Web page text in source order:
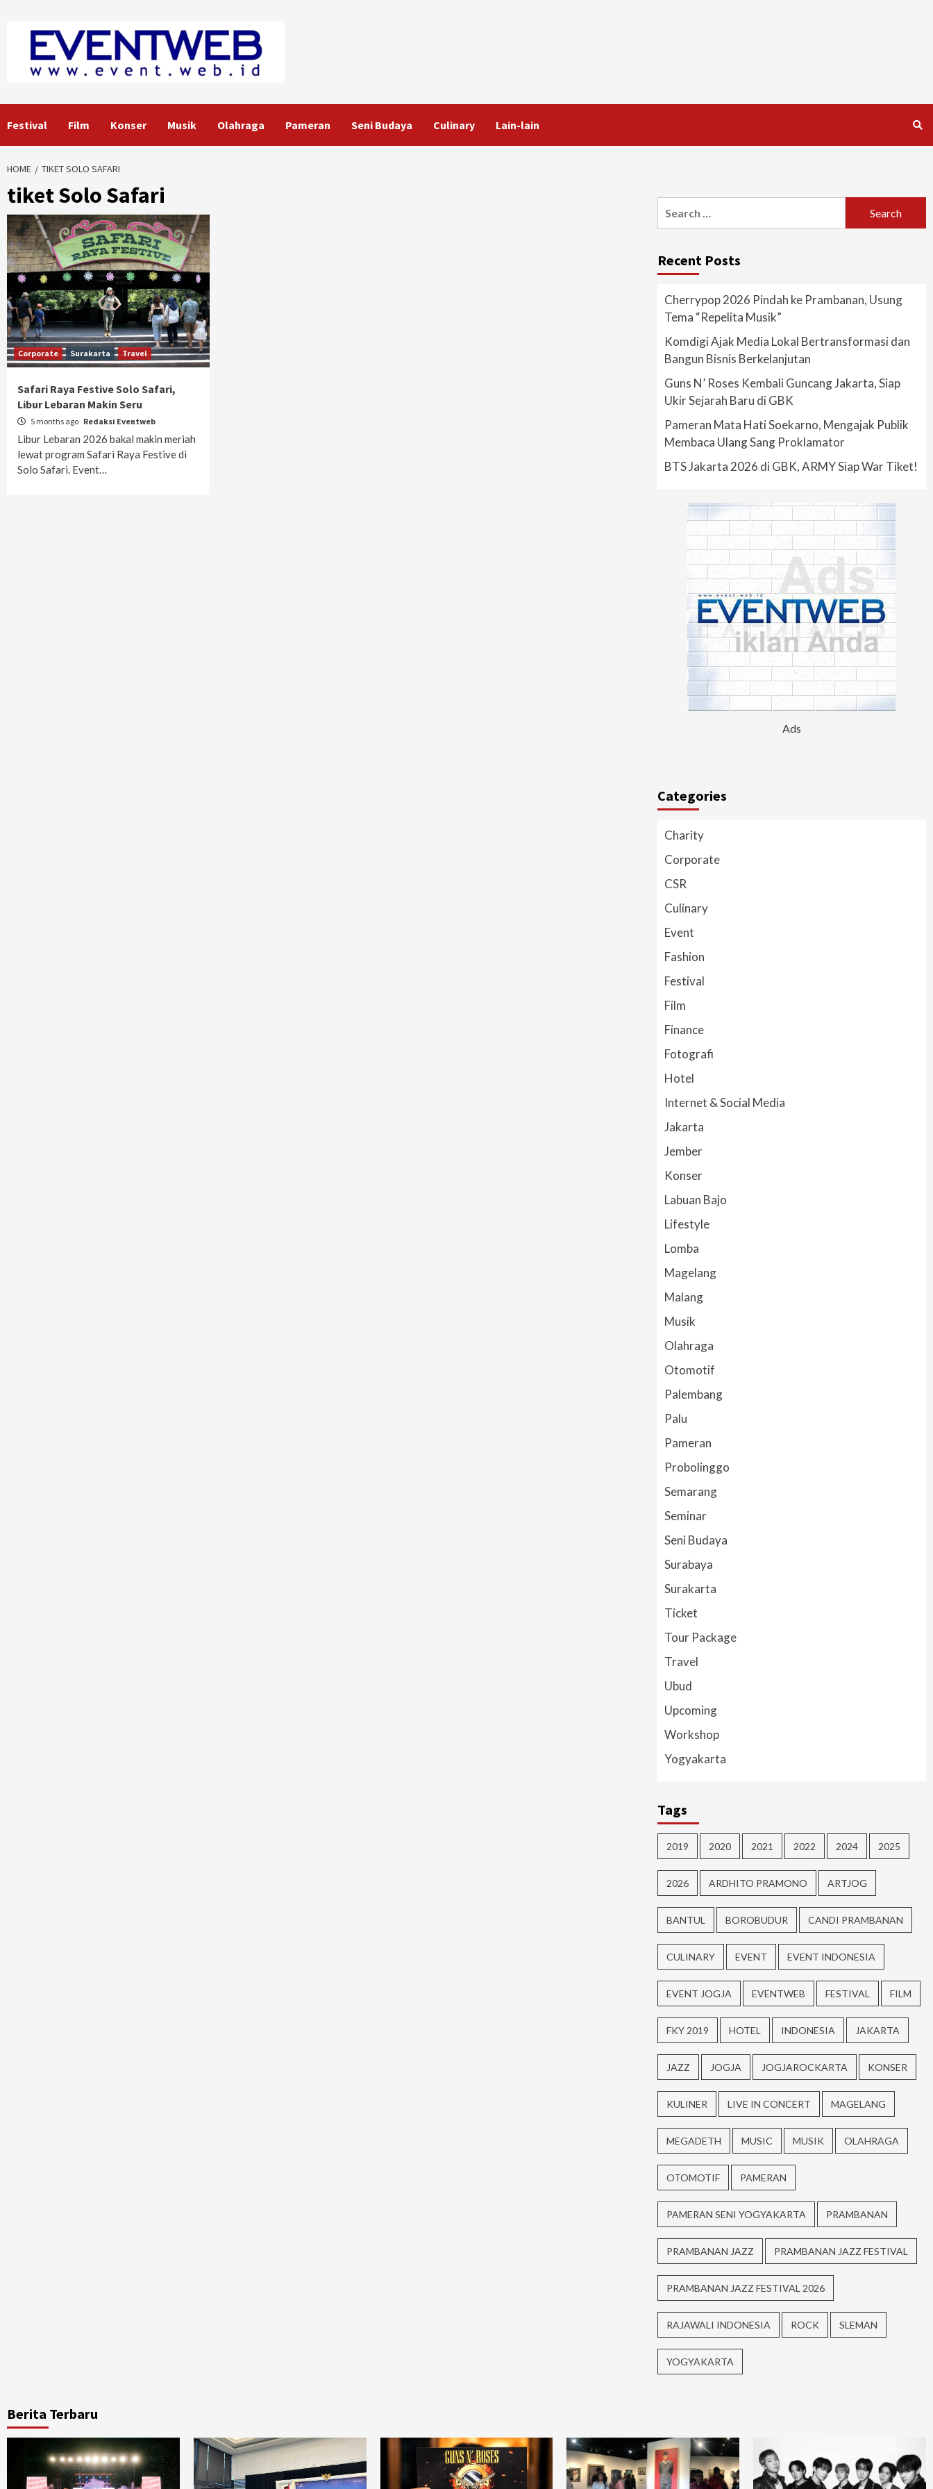
content
Festival Film Konser Musik Olahraga Pameran Seni Budaya Culinary Lain-lain
HOME TIKET SOLO SAFARI
tiket Solo Safari
Corporate Surakarta Travel
Safari Raya Festive Solo Safari,
Libur Lebaran Makin Seru
5 months ago Redaksi Eventweb
Libur Lebaran 2026 bakal makin meriah
lewat program Safari Raya Festive di
Solo Safari. Event…
for:
Recent Posts
Cherrypop 2026 Pindah ke Prambanan, Usung
Tema “Repelita Musik”
Komdigi Ajak Media Lokal Bertransformasi dan
Bangun Bisnis Berkelanjutan
Guns N’ Roses Kembali Guncang Jakarta, Siap
Ukir Sejarah Baru di GBK
Pameran Mata Hati Soekarno, Mengajak Publik
Membaca Ulang Sang Proklamator
BTS Jakarta 2026 di GBK, ARMY Siap War Tiket!
Ads
Categories
Charity
Corporate
CSR
Culinary
Event
Fashion
Festival
Film
Finance
Fotografi
Hotel
Internet & Social Media
Jakarta
Jember
Konser
Labuan Bajo
Lifestyle
Lomba
Magelang
Malang
Musik
Olahraga
Otomotif
Palembang
Palu
Pameran
Probolinggo
Semarang
Seminar
Seni Budaya
Surabaya
Surakarta
Ticket
Tour Package
Travel
Ubud
Upcoming
Workshop
Yogyakarta
Tags
2019 2020 2021 2022 2024 2025
2026 ARDHITO PRAMONO ARTJOG
BANTUL BOROBUDUR CANDI PRAMBANAN
CULINARY EVENT EVENT INDONESIA
EVENT JOGJA EVENTWEB FESTIVAL FILM
FKY 2019 HOTEL INDONESIA JAKARTA
JAZZ JOGJA JOGJAROCKARTA KONSER
KULINER LIVE IN CONCERT MAGELANG
MEGADETH MUSIC MUSIK OLAHRAGA
OTOMOTIF PAMERAN
PAMERAN SENI YOGYAKARTA PRAMBANAN
PRAMBANAN JAZZ PRAMBANAN JAZZ FESTIVAL
PRAMBANAN JAZZ FESTIVAL 2026
RAJAWALI INDONESIA ROCK SLEMAN
YOGYAKARTA
Berita Terbaru